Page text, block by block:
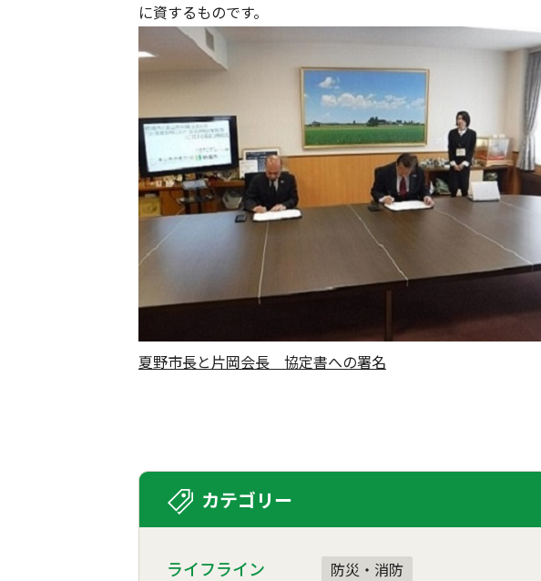
に資するものです。
夏野市長と片岡会長 協定書への署名
カテゴリー
ライフライン 防災・消防